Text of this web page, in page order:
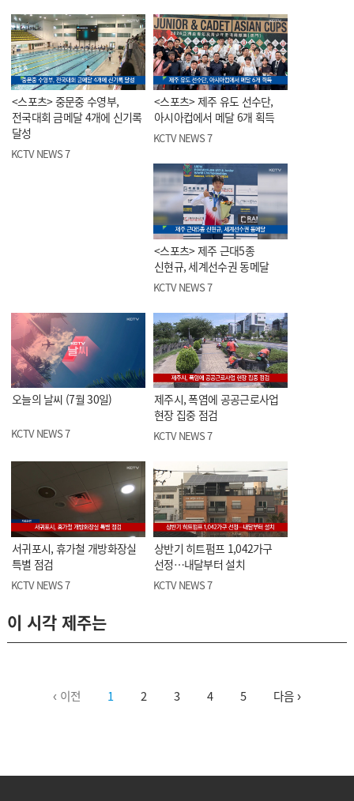
<스포츠> 중문중 수영부,
전국대회 금메달 4개에 신기록
달성
KCTV NEWS 7
<스포츠> 제주 유도 선수단,
아시아컵에서 메달 6개 획득
KCTV NEWS 7
<스포츠> 제주 근대5종
신현규, 세계선수권 동메달
KCTV NEWS 7
오늘의 날씨 (7월 30일)
KCTV NEWS 7
제주시, 폭염에 공공근로사업
현장 집중 점검
KCTV NEWS 7
서귀포시, 휴가철 개방화장실
특별 점검
KCTV NEWS 7
상반기 히트펌프 1,042가구
선정…내달부터 설치
KCTV NEWS 7
이 시각 제주는
‹ 이전 1 2 3 4 5 다음 ›